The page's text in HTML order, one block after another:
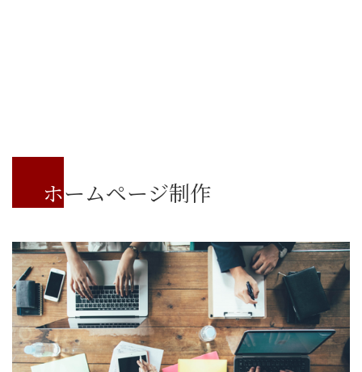
ホームページ制作